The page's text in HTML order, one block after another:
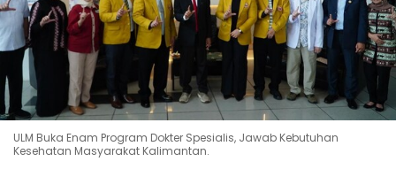
ULM Buka Enam Program Dokter Spesialis, Jawab Kebutuhan
Kesehatan Masyarakat Kalimantan.